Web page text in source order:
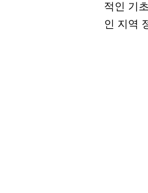
적인 기
인 지역